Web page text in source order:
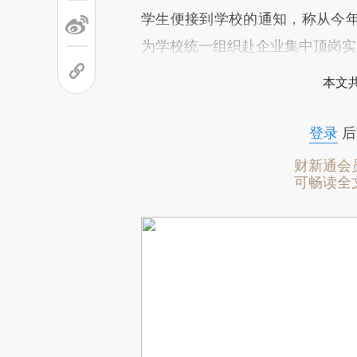
学生便接到学校的通知，称从今
为学校统一组织赴企业集中顶岗
本文
登录后
财新通会
可畅读全